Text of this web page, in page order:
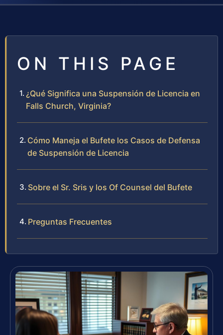
ON THIS PAGE
¿Qué Significa una Suspensión de Licencia en
Falls Church, Virginia?
Cómo Maneja el Bufete los Casos de Defensa
de Suspensión de Licencia
Sobre el Sr. Sris y los Of Counsel del Bufete
Preguntas Frecuentes